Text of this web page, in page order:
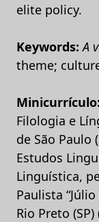
elite policy.
Keywords: A
theme;
Minicurrículo:
Filologia e
de São Paulo
Estudos
Linguística,
Paulista
Rio Preto